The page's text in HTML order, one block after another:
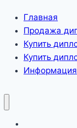
Главная
Продажа
Купить
Купить
Информация